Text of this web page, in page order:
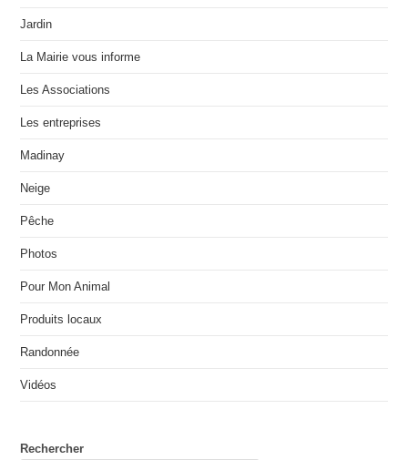
Jardin
La Mairie vous informe
Les Associations
Les entreprises
Madinay
Neige
Pêche
Photos
Pour Mon Animal
Produits locaux
Randonnée
Vidéos
Rechercher